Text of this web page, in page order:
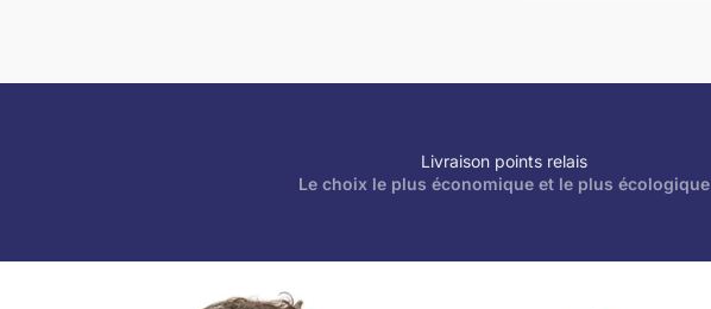
Livraison points relais
Le choix le plus économique et le plus écologique